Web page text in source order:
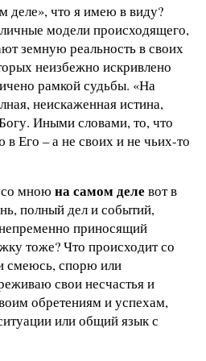
деле», что я имею в виду?
модели происходящего,
земную реальность в своих
неизбежно искривлено
рамкой судьбы. «На
неискаженная истина,
Иными словами, то, что
Его – а не своих и не чьих-то
со мною на самом деле вот в
полный дел и событий,
приносящий
тоже? Что происходит со
смеюсь, спорю или
свои несчастья и
обретениям и успехам,
или общий язык с